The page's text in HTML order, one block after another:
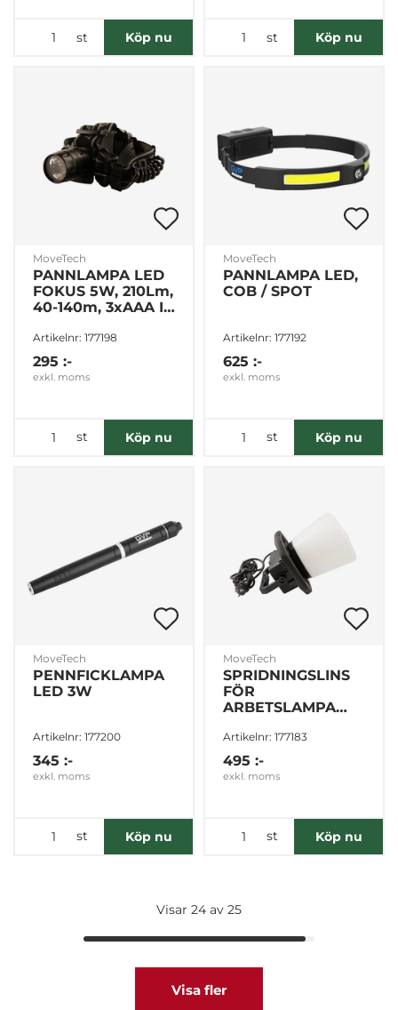
st Köp nu st Köp nu
MoveTech
PANNLAMPA LED
FOKUS 5W, 210Lm,
40-140m, 3xAAA I
Artikelnr: 177198
295 :-
exkl. moms
st Köp nu
MoveTech
PANNLAMPA LED,
COB / SPOT
Artikelnr: 177192
625 :-
exkl. moms
st Köp nu
MoveTech
PENNFICKLAMPA
LED 3W
Artikelnr: 177200
345 :-
exkl. moms
st Köp nu
MoveTech
SPRIDNINGSLINS
FÖR
ARBETSLAMPA
Artikelnr: 177183
495 :-
exkl. moms
st Köp nu
Visar 24 av 25
Visa fler